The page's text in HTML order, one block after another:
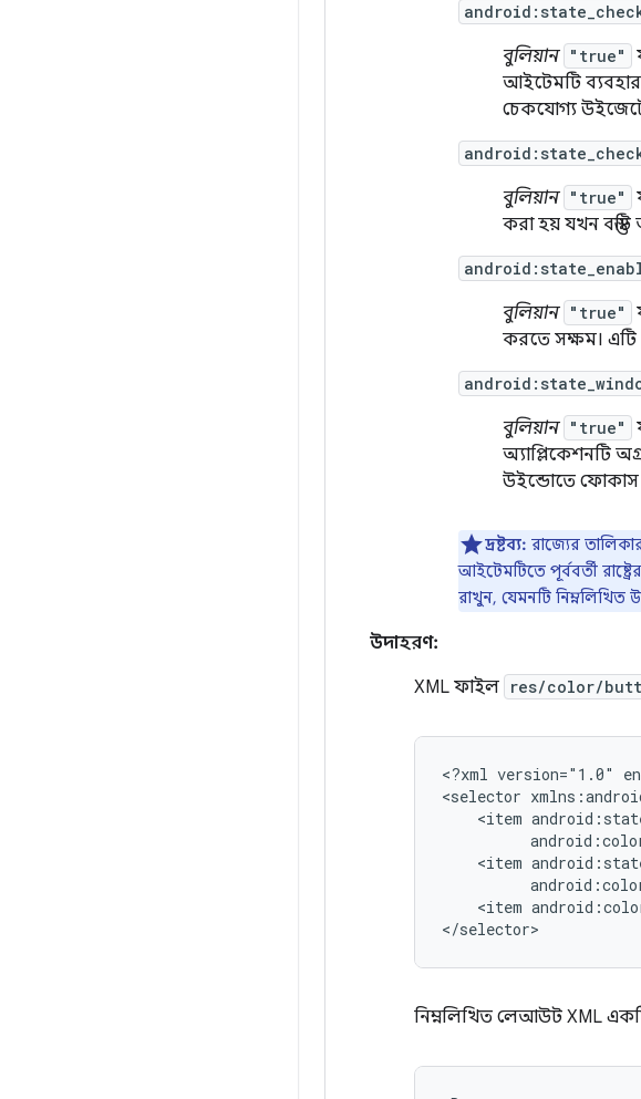
বুলিয়ান "true"
আইটেমটি ব্যবহার
চেকযোগ্য
বুলিয়ান "true"
করা হয় যখন বস্তুটি
বুলিয়ান "true"
করতে সক্ষম। এটি
বুলিয়ান "true"
অ্যাপ্লিকেশনটি
উইন্ডোতে ফোকাস
দ্রষ্টব্য: রাজ্যের
আইটেমটিতে পূর্ববর্তী
রাখুন, যেমনটি নিম্নলিখিত
উদাহরণ:
XML ফাইল res/color/
<?xml version="1.0"
<selector
<item
<item
<item
</selector>
নিম্নলিখিত লেআউট XML